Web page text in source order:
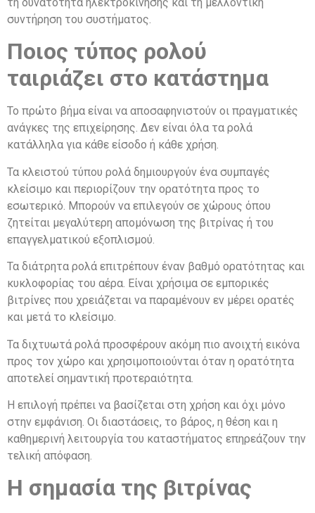
συντήρηση του συστήματος.
Ποιος τύπος ρολού
ταιριάζει στο κατάστημα
Το πρώτο βήμα είναι να αποσαφηνιστούν οι πραγματικές
ανάγκες της επιχείρησης. Δεν είναι όλα τα ρολά
κατάλληλα για κάθε είσοδο ή κάθε χρήση.
Τα κλειστού τύπου ρολά δημιουργούν ένα συμπαγές
κλείσιμο και περιορίζουν την ορατότητα προς το
εσωτερικό. Μπορούν να επιλεγούν σε χώρους όπου
ζητείται μεγαλύτερη απομόνωση της βιτρίνας ή του
επαγγελματικού εξοπλισμού.
Τα διάτρητα ρολά επιτρέπουν έναν βαθμό ορατότητας και
κυκλοφορίας του αέρα. Είναι χρήσιμα σε εμπορικές
βιτρίνες που χρειάζεται να παραμένουν εν μέρει ορατές
και μετά το κλείσιμο.
Τα διχτυωτά ρολά προσφέρουν ακόμη πιο ανοιχτή εικόνα
προς τον χώρο και χρησιμοποιούνται όταν η ορατότητα
αποτελεί σημαντική προτεραιότητα.
Η επιλογή πρέπει να βασίζεται στη χρήση και όχι μόνο
στην εμφάνιση. Οι διαστάσεις, το βάρος, η θέση και η
καθημερινή λειτουργία του καταστήματος επηρεάζουν την
τελική απόφαση.
Η σημασία της βιτρίνας